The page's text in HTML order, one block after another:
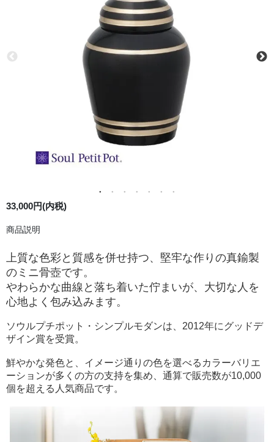
33,000円(内税)
商品説明
上質な色彩と質感を併せ持つ、堅牢な作りの真鍮製
のミニ骨壺です。
やわらかな曲線と落ち着いた佇まいが、大切な人を
心地よく包み込みます。
ソウルプチポット・シンプルモダンは、2012年にグッドデ
ザイン賞を受賞。
鮮やかな発色と、イメージ通りの色を選べるカラーバリエ
ーションが多くの方の支持を集め、通算で販売数が10,000
個を超える人気商品です。